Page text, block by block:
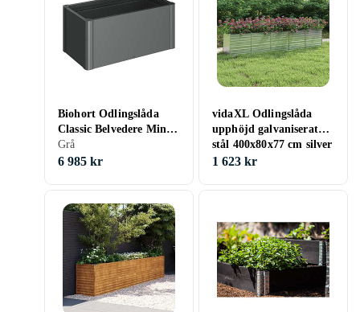
Biohort Odlingslåda
Classic Belvedere Mini
100 102x53cm (Grå)
Grå
6 985 kr
vidaXL Odlingslåda
upphöjd galvaniserat
stål 400x80x77 cm silver
316900
1 623 kr